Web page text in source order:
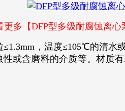
更多【DFP型多级耐腐蚀离
，温度≤105℃的清水
含磨料的介质等。材质